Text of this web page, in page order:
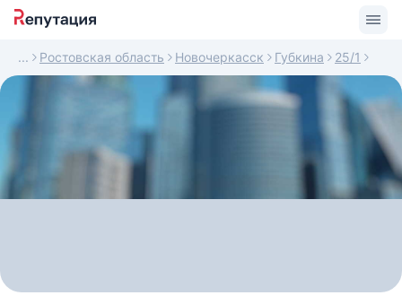
Ростовская область Новочеркасск Губкина 25/1